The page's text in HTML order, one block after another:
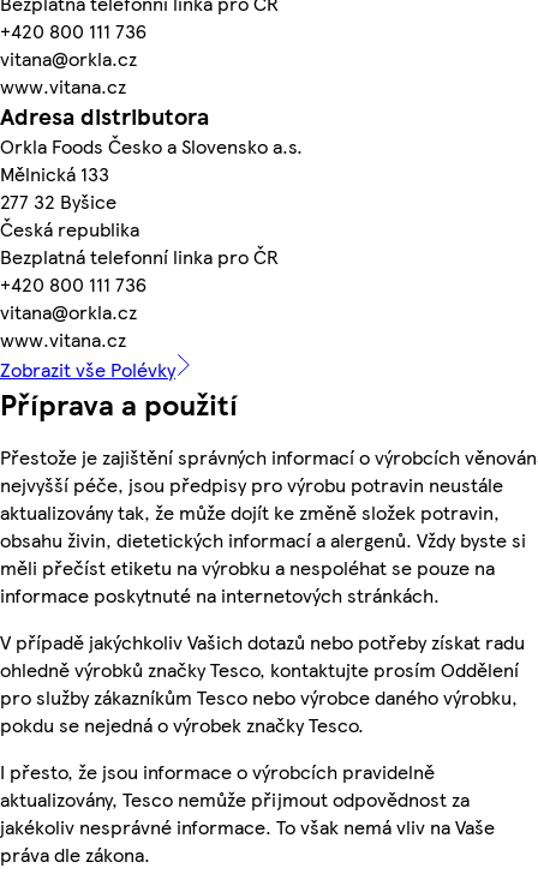
+420 800 111 736
vitana@orkla.cz
www.vitana.cz
Adresa distributora
Orkla Foods Česko a Slovensko a.s.
Mělnická 133
277 32 Byšice
Česká republika
Bezplatná telefonní linka pro ČR
+420 800 111 736
vitana@orkla.cz
www.vitana.cz
Zobrazit vše Polévky
Příprava a použití
Přestože je zajištění správných informací o výrobcích
nejvyšší péče, jsou předpisy pro výrobu potravin neustále
aktualizovány tak, že může dojít ke změně složek potravin,
obsahu živin, dietetických informací a alergenů. Vždy byste si
měli přečíst etiketu na výrobku a nespoléhat se pouze na
informace poskytnuté na internetových stránkách.
V případě jakýchkoliv Vašich dotazů nebo potřeby získat radu
ohledně výrobků značky Tesco, kontaktujte prosím Oddělení
pro služby zákazníkům Tesco nebo výrobce daného výrobku,
pokdu se nejedná o výrobek značky Tesco.
I přesto, že jsou informace o výrobcích pravidelně
aktualizovány, Tesco nemůže přijmout odpovědnost za
jakékoliv nesprávné informace. To však nemá vliv na Vaše
práva dle zákona.